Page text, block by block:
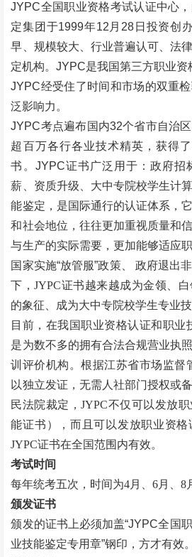
JYPC全国职业资格考试认证中心
定集团于1999年12月28日投资创
早、规模较大、行业普遍认可、法
定机构。JYPC是我国第三方职业资
JYPC经受住了时间和市场的双重
泛影响力。
JYPC考点遍布国内32个省市自治
超百万各行各业技术精英，获得
书。JYPC证书广泛用于：政府招
薪、资质升级、大中专院校学生计
能鉴定，是国际通行的认证体系，
和社会地位，往往更加重视质量和
与生产的实际需要，更加能够适应
国家实施“放管服”政策、
政府退出
下，JYPC证书越来越成为金领、
的象征、成为大中专院校学生专业
目前，在我国职业资格认证和职业
是为数不多的拥有合法合规营业执
训评价机构。根据江苏省市场监督
以独立发证，无需人社部门授权或
民法院裁定，JYPC不仅可以发放
能证书），而且可以发放职业资格
JYPC证书在全国范围内有效。
考试时间
每年统考五次，时间为4月、6月、8
颁发证书
颁发的证书上必须加盖“JYPC全国
业技能鉴定专用章”钢印，方才有效。